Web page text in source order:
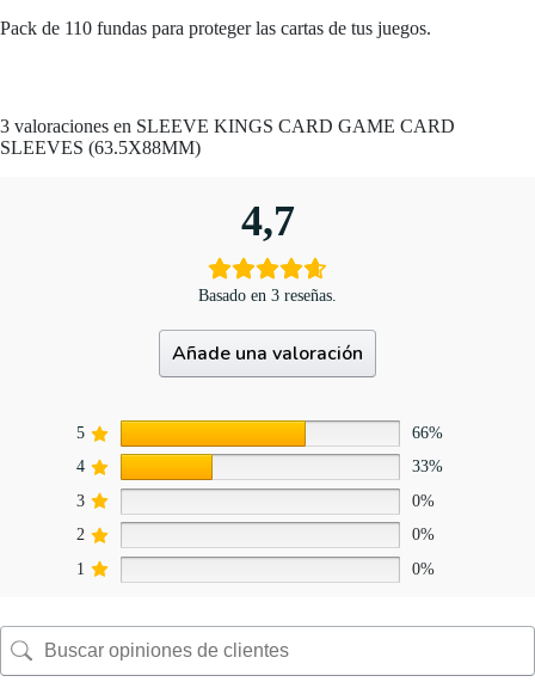
Pack de 110 fundas para proteger las cartas de tus juegos.
3 valoraciones en SLEEVE KINGS CARD GAME CARD
SLEEVES (63.5X88MM)
4,7
Basado en 3 reseñas.
Añade una valoración
5
66%
4
33%
3
0%
2
0%
1
0%